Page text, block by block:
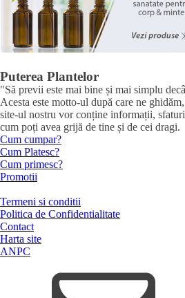
Puterea Plantelor
"Să previi este mai bine și mai simplu
Acesta este motto-ul după care ne
site-ul nostru vor conține informații,
cum poți avea grijă de tine și de cei dragi.
Cum cumpar?
Cum Platesc?
Cum primesc?
Promotii
Termeni si conditii
Politica de Confidentialitate
Contact
Harta site
ANPC